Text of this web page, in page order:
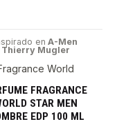
en A-Men
Thierry Mugler
World
FRAGRANCE
STAR MEN
EDP 100 ML